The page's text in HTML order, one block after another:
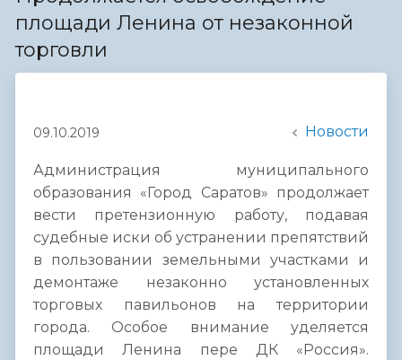
площади Ленина от незаконной
торговли
09.10.2019 Новости
Администрация муниципального
образования «Город Саратов» продолжает
вести претензионную работу, подавая
судебные иски об устранении препятствий
в пользовании земельными участками и
демонтаже незаконно установленных
торговых павильонов на территории
города. Особое внимание уделяется
площади Ленина пере ДК «Россия».